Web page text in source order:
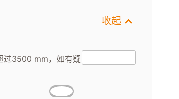
收起
过3500 mm，如有疑